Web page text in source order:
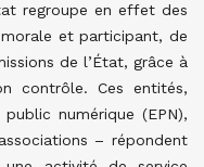
regroupe en effet des
et participant, de
de l’État, grâce à
contrôle. Ces entités,
numérique (EPN),
– répondent